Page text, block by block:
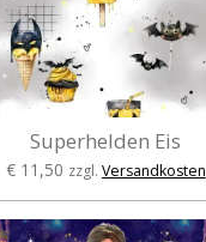
Superhelden Eis
€ 11,50 zzgl. Versandkosten